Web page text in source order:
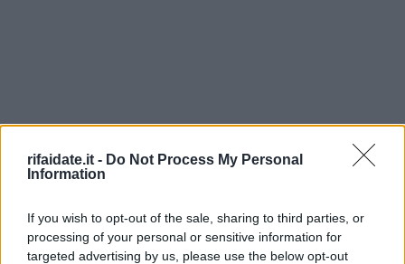
rifaidate.it - Do Not Process My Personal
Information
If you wish to opt-out of the sale, sharing to third parties, or
processing of your personal or sensitive information for
targeted advertising by us, please use the below opt-out